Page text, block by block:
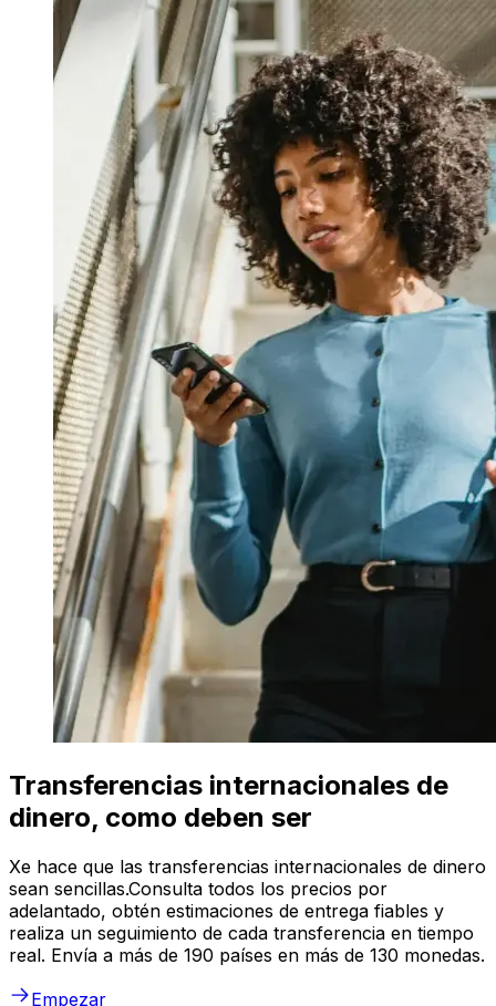
Transferencias internacionales de
dinero, como deben ser
Xe hace que las transferencias internacionales de dinero
sean sencillas.Consulta todos los precios por
adelantado, obtén estimaciones de entrega fiables y
realiza un seguimiento de cada transferencia en tiempo
real. Envía a más de 190 países en más de 130 monedas.
Empezar